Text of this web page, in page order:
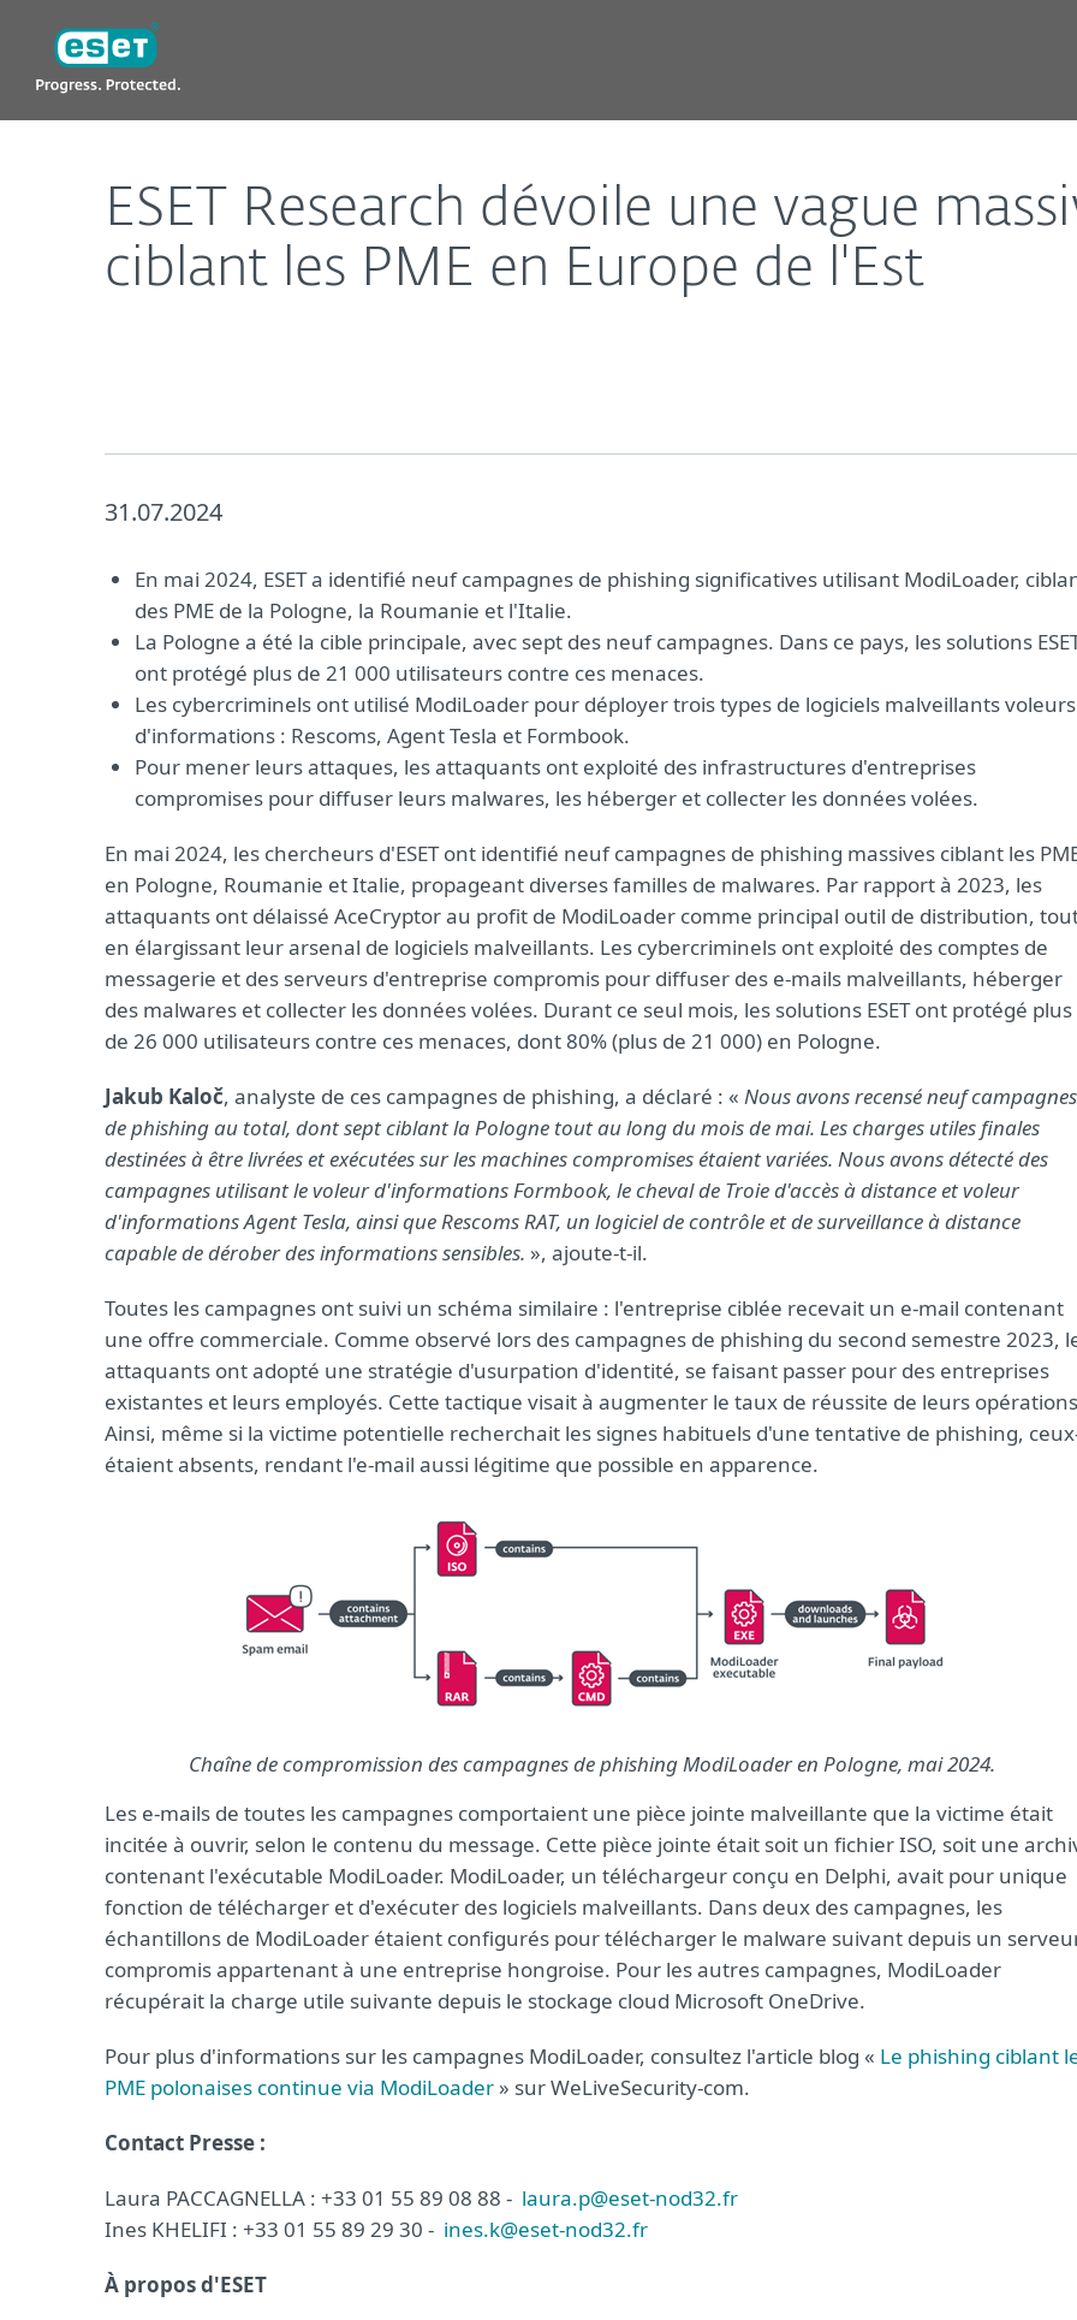
ESET Research dévoile une vague
ciblant les PME en Europe de l'Est
31.07.2024
En mai 2024, ESET a identifié neuf campagnes de phishing significatives utilisant ModiLoader,
des PME de la Pologne, la Roumanie et l'Italie.
La Pologne a été la cible principale, avec sept des neuf campagnes. Dans ce pays, les solutions
ont protégé plus de 21 000 utilisateurs contre ces menaces.
Les cybercriminels ont utilisé ModiLoader pour déployer trois types de logiciels malveillants voleurs
d'informations : Rescoms, Agent Tesla et Formbook.
Pour mener leurs attaques, les attaquants ont exploité des infrastructures d'entreprises
compromises pour diffuser leurs malwares, les héberger et collecter les données volées.
En mai 2024, les chercheurs d'ESET ont identifié neuf campagnes de phishing massives ciblant les
en Pologne, Roumanie et Italie, propageant diverses familles de malwares. Par rapport à 2023, les
attaquants ont délaissé AceCryptor au profit de ModiLoader comme principal outil de distribution,
en élargissant leur arsenal de logiciels malveillants. Les cybercriminels ont exploité des comptes de
messagerie et des serveurs d'entreprise compromis pour diffuser des e-mails malveillants, héberger
des malwares et collecter les données volées. Durant ce seul mois, les solutions ESET ont protégé plus
de 26 000 utilisateurs contre ces menaces, dont 80% (plus de 21 000) en Pologne.
Jakub Kaloč, analyste de ces campagnes de phishing, a déclaré : « Nous avons recensé neuf campagnes
de phishing au total, dont sept ciblant la Pologne tout au long du mois de mai. Les charges utiles finales
destinées à être livrées et exécutées sur les machines compromises étaient variées. Nous avons détecté des
campagnes utilisant le voleur d'informations Formbook, le cheval de Troie d'accès à distance et voleur
d'informations Agent Tesla, ainsi que Rescoms RAT, un logiciel de contrôle et de surveillance à distance
capable de dérober des informations sensibles. », ajoute-t-il.
Toutes les campagnes ont suivi un schéma similaire : l'entreprise ciblée recevait un e-mail contenant
une offre commerciale. Comme observé lors des campagnes de phishing du second semestre 2023,
attaquants ont adopté une stratégie d'usurpation d'identité, se faisant passer pour des entreprises
existantes et leurs employés. Cette tactique visait à augmenter le taux de réussite de leurs
Ainsi, même si la victime potentielle recherchait les signes habituels d'une tentative de phishing,
étaient absents, rendant l'e-mail aussi légitime que possible en apparence.
Chaîne de compromission des campagnes de phishing ModiLoader en Pologne, mai 2024.
Les e-mails de toutes les campagnes comportaient une pièce jointe malveillante que la victime était
incitée à ouvrir, selon le contenu du message. Cette pièce jointe était soit un fichier ISO, soit une
contenant l'exécutable ModiLoader. ModiLoader, un téléchargeur conçu en Delphi, avait pour unique
fonction de télécharger et d'exécuter des logiciels malveillants. Dans deux des campagnes, les
échantillons de ModiLoader étaient configurés pour télécharger le malware suivant depuis un
compromis appartenant à une entreprise hongroise. Pour les autres campagnes, ModiLoader
récupérait la charge utile suivante depuis le stockage cloud Microsoft OneDrive.
Pour plus d'informations sur les campagnes ModiLoader, consultez l'article blog « Le phishing ciblant
PME polonaises continue via ModiLoader » sur WeLiveSecurity-com.
Contact Presse :
Laura PACCAGNELLA : +33 01 55 89 08 88 - laura.p@eset-nod32.fr
Ines KHELIFI : +33 01 55 89 29 30 - ines.k@eset-nod32.fr
À propos d'ESET
ESET Research dévoile une vague massive de phishing ciblant les PME en Europe de l'Est
ESET